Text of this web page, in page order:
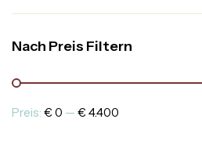
Nach Preis Filtern
Preis: € 0 — € 4.400